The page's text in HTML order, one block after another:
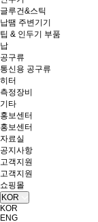
글루건&스틱
납땜 주변기기
팁 & 인두기 부품
납
공구류
통신용 공구류
히터
측정장비
기타
홍보센터
홍보센터
자료실
공지사항
고객지원
고객지원
쇼핑몰
KOR
KOR
ENG